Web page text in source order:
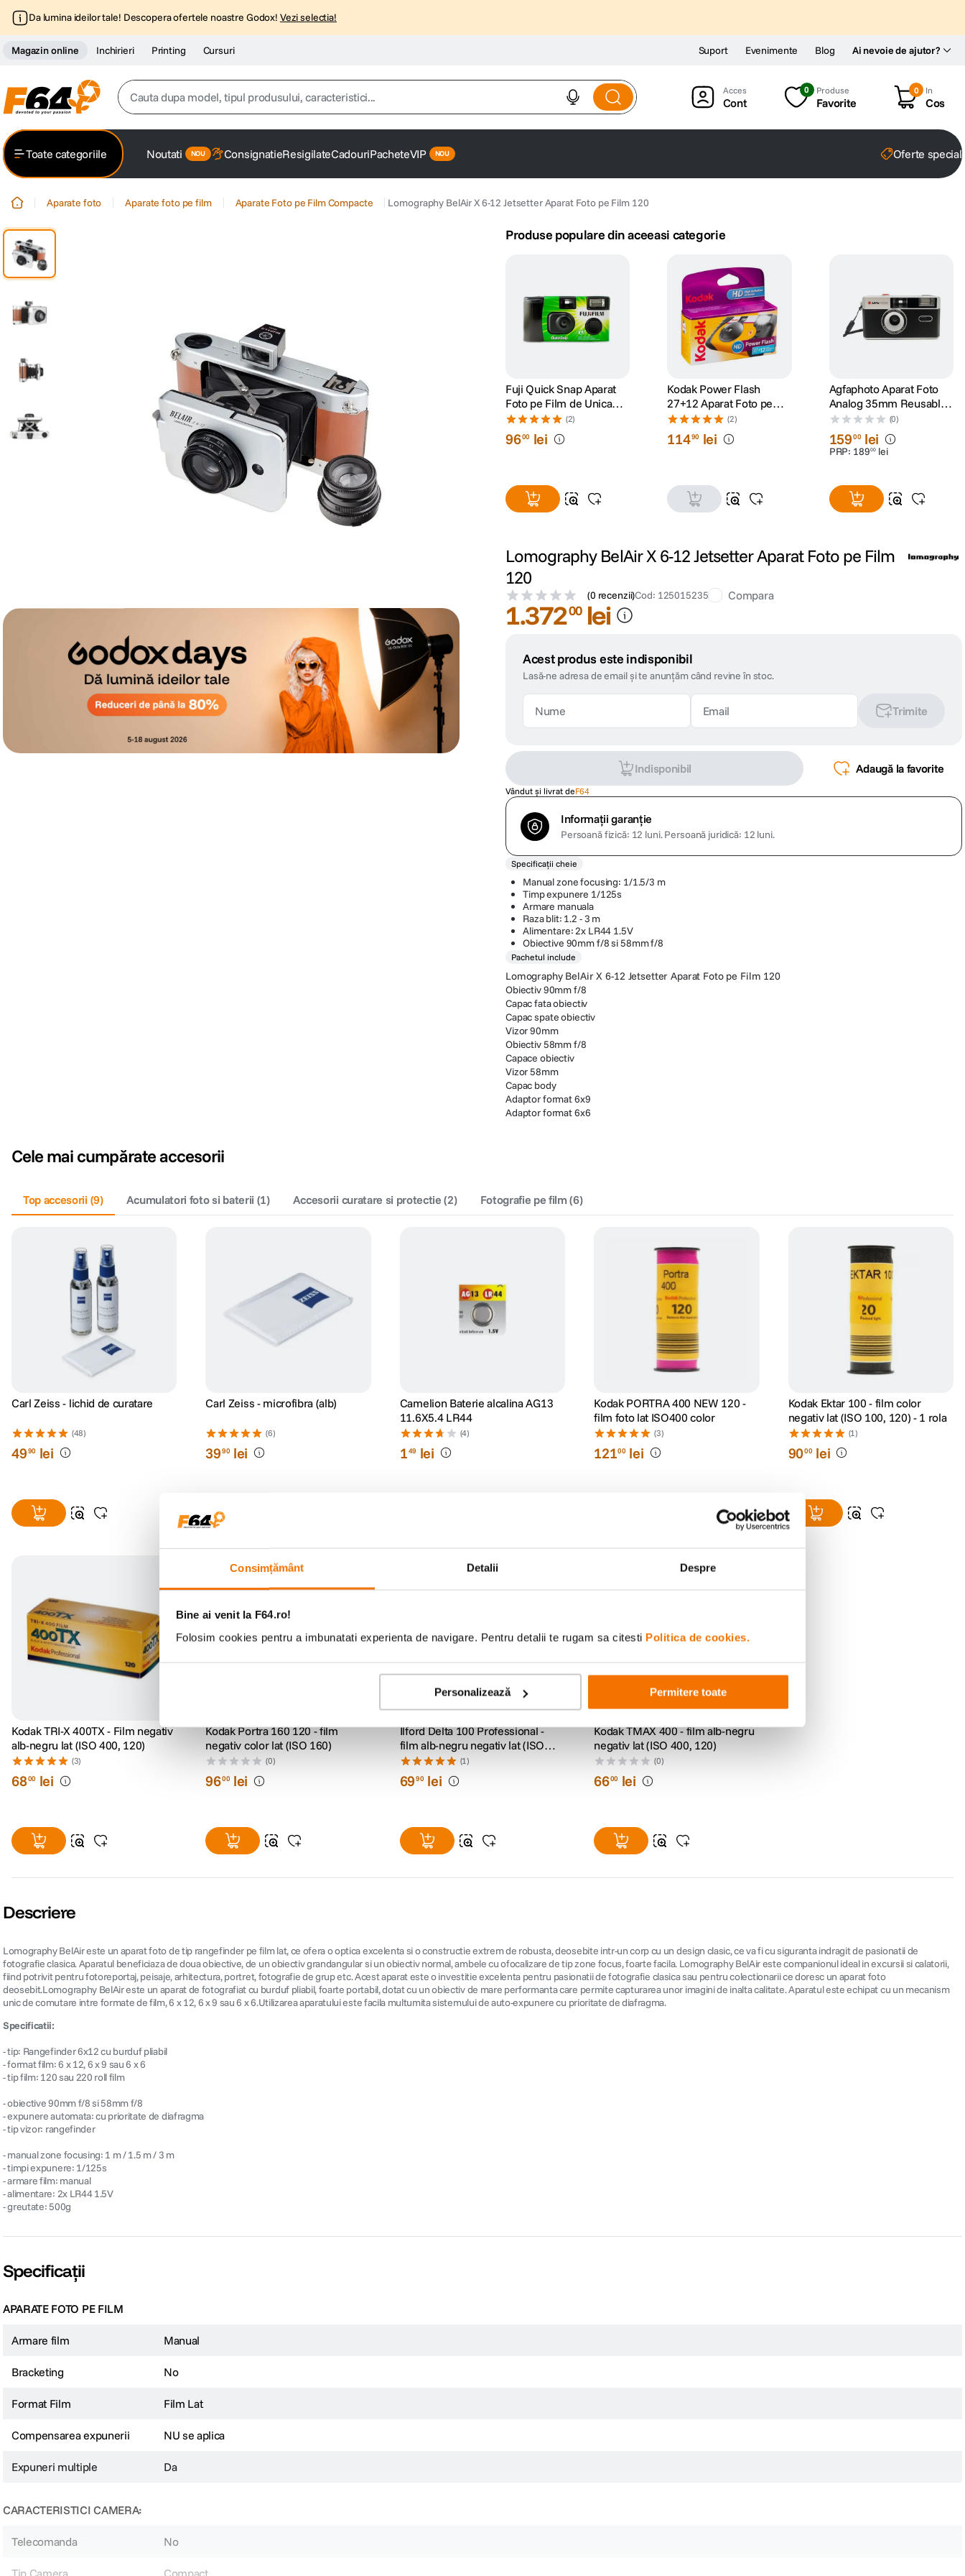
Consimțământ Detalii Despre
Bine ai venit la F64.ro!
Folosim cookies pentru a imbunatati experienta de navigare. Pentru detalii te rugam sa citesti Politica de cookies.
Personalizează Permitere toate
Da lumina ideilor tale! Descopera ofertele noastre Godox! Vezi selectia!
Magazin online Inchirieri Printing Cursuri Ai nevoie de ajutor?
Suport Evenimente Blog
Cauta dupa model, tipul produsului, caracteristici...
2. trepied
lavaliera
sony fx
8. card memorie
dji mic mini
dji osmo
Cont
0 Produse
Favorite
0 In
Cos
Toate categoriile Noutati ConsignatieResigilateCadouriPacheteVIP Oferte
Aparate foto Aparate foto pe film Aparate Foto pe Film Compacte Lomography BelAir X 6-12 Jetsetter Aparat Foto pe Film 120
Produse populare din aceeasi categorie
Fuji Quick Snap Aparat
Foto pe Film de Unica
Folosinta Color 35mm
ISO 400 27 Expuneri
(2)
9600 lei
Kodak Power Flash
27+12 Aparat Foto pe
Film de Unica Folosinta
35 mm Color 39
Expuneri
(2)
11490 lei
Agfaphoto Aparat Foto
Analog 35mm Reusable
Black
(0)
15900 lei
PRP: 18900 lei
Lomography BelAir X 6-12 Jetsetter Aparat Foto pe Film
120
(0 recenzii)Cod: 125015235 Compara
1.37200 lei
Acest produs este indisponibil
Lasă-ne adresa de email și te anunțăm când revine în stoc.
Trimite
Indisponibil Adaugă la favorite
Vândut și livrat deF64
Informații garanție
Persoană fizică: 12 luni.Persoană juridică: 12 luni.
Specificații cheie
Manual zone focusing: 1/1.5/3 m
Timp expunere 1/125s
Armare manuala
Raza blit: 1.2 - 3 m
Alimentare: 2x LR44 1.5V
Obiective 90mm f/8 si 58mm f/8
Pachetul include
Lomography BelAir X 6-12 Jetsetter Aparat Foto pe Film 120
Obiectiv 90mm f/8
Capac fata obiectiv
Capac spate obiectiv
Vizor 90mm
Obiectiv 58mm f/8
Capace obiectiv
Vizor 58mm
Capac body
Adaptor format 6x9
Adaptor format 6x6
Cele mai cumpărate accesorii
Top accesorii (9) Acumulatori foto si baterii (1) Accesorii curatare si protectie (2) Fotografie pe film(6)
Carl Zeiss - lichid de curatare
(48)
4990 lei
Carl Zeiss - microfibra (alb)
(6)
3990 lei
Camelion Baterie alcalina AG13
11.6X5.4 LR44
(4)
149 lei
Kodak PORTRA 400 NEW 120 -
film foto lat ISO400 color
(3)
12100 lei
Kodak Ektar 100 - film color
negativ lat (ISO 100, 120) - 1 rola
(1)
9000 lei
Kodak TRI-X 400TX - Film negativ
alb-negru lat (ISO 400, 120)
(3)
6800 lei
Kodak Portra 160 120 - film
negativ color lat (ISO 160)
(0)
9600 lei
Ilford Delta 100 Professional -
film alb-negru negativ lat (ISO
100, 120)
(1)
6990 lei
Kodak TMAX 400 - film alb-negru
negativ lat (ISO 400, 120)
(0)
6600 lei
Descriere
Lomography BelAir este un aparat foto de tip rangefinder pe film lat, ce ofera o optica excelenta si o constructie extrem de robusta, deosebite intr-un corp cu un design clasic, ce va fi cu siguranta indragit de pasionatii de
fotografie clasica. Aparatul beneficiaza de doua obiective, de un obiectiv grandangular si un obiectiv normal, ambele cu ofocalizare de tip zone focus, foarte facila. Lomography BelAir este companionul ideal in excursii si calatorii,
fiind potrivit pentru fotoreportaj, peisaje, arhitectura, portret, fotografie de grup etc. Acest aparat este o investitie excelenta pentru pasionatii de fotografie clasica sau pentru colectionarii ce doresc un aparat foto
deosebit.Lomography BelAir este un aparat de fotografiat cu burduf pliabil, foarte portabil, dotat cu un obiectiv de mare performanta care permite capturarea unor imagini de inalta calitate. Aparatul este echipat cu un mecanism
unic de comutare intre formate de film, 6 x 12, 6 x 9 sau 6 x 6.Utilizarea aparatului este facila multumita sistemului de auto-expunere cu prioritate de diafragma.
Specificatii:
- tip: Rangefinder 6x12 cu burduf pliabil
- format film: 6 x 12, 6 x 9 sau 6 x 6
- tip film: 120 sau 220 roll film
- obiective 90mm f/8 si 58mm f/8
- expunere automata: cu prioritate de diafragma
- tip vizor: rangefinder
- manual zone focusing: 1 m / 1.5 m / 3 m
- timpi expunere: 1/125s
- armare film: manual
- alimentare: 2x LR44 1.5V
- greutate: 500g
Specificații
APARATE FOTO PE FILM
Armare film Manual
Bracketing No
Format Film Film Lat
Compensarea expunerii NU se aplica
Expuneri multiple Da
CARACTERISTICI CAMERA:
Telecomanda No